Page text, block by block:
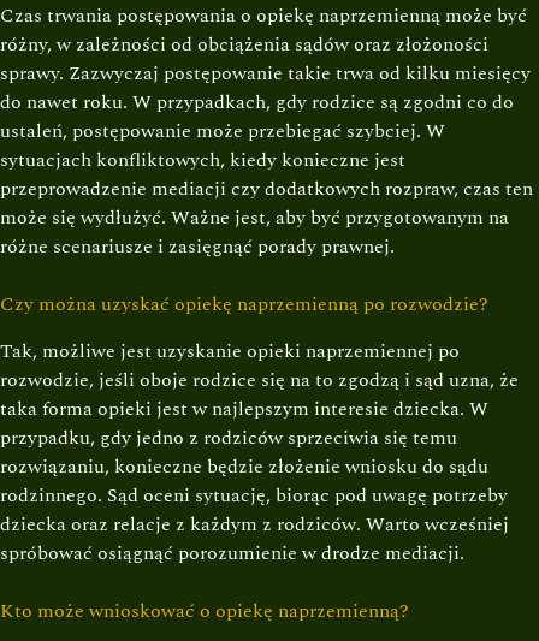
Czas trwania postępowania o opiekę naprzemienną może być
różny, w zależności od obciążenia sądów oraz złożoności
sprawy. Zazwyczaj postępowanie takie trwa od kilku miesięcy
do nawet roku. W przypadkach, gdy rodzice są zgodni co do
ustaleń, postępowanie może przebiegać szybciej. W
sytuacjach konfliktowych, kiedy konieczne jest
przeprowadzenie mediacji czy dodatkowych rozpraw, czas ten
może się wydłużyć. Ważne jest, aby być przygotowanym na
różne scenariusze i zasięgnąć porady prawnej.
Czy można uzyskać opiekę naprzemienną po rozwodzie?
Tak, możliwe jest uzyskanie opieki naprzemiennej po
rozwodzie, jeśli oboje rodzice się na to zgodzą i sąd uzna, że
taka forma opieki jest w najlepszym interesie dziecka. W
przypadku, gdy jedno z rodziców sprzeciwia się temu
rozwiązaniu, konieczne będzie złożenie wniosku do sądu
rodzinnego. Sąd oceni sytuację, biorąc pod uwagę potrzeby
dziecka oraz relacje z każdym z rodziców. Warto wcześniej
spróbować osiągnąć porozumienie w drodze mediacji.
Kto może wnioskować o opiekę naprzemienną?